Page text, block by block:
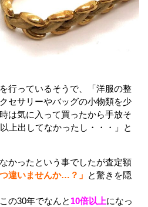
を行っているそうで、「洋服の整
セサリーやバッグの小物類を少
は気に入って買ったから手放そ
上出してなかったし・・・」と
かったという事でしたが査定額
違いませんか…？」 と驚きを隠
の30年でなんと 10倍以上になっ